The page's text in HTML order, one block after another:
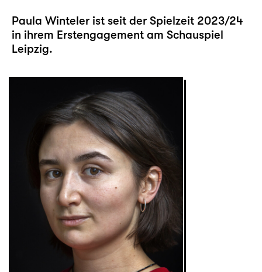
Paula Winteler ist seit der Spielzeit 2023/24
in ihrem Erstengagement am Schauspiel
Leipzig.